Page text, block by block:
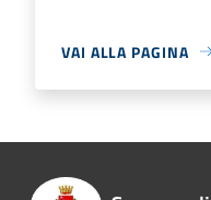
VAI ALLA PAGINA